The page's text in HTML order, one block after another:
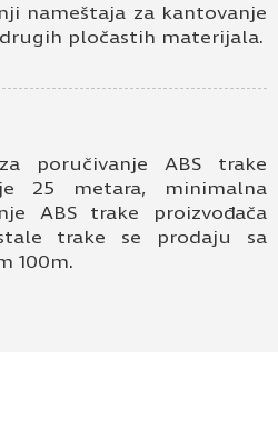
nameštaja za kantovanje
pločastih materijala.
poručivanje ABS trake
25 metara, minimalna
ABS trake proizvođača
trake se prodaju sa
100m.